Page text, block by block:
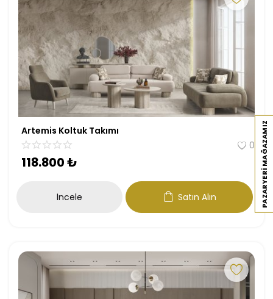
PAZARYERI MAĞAZAMIZ
Artemis Koltuk Takımı
0
118.800₺
İncele Satın Alın